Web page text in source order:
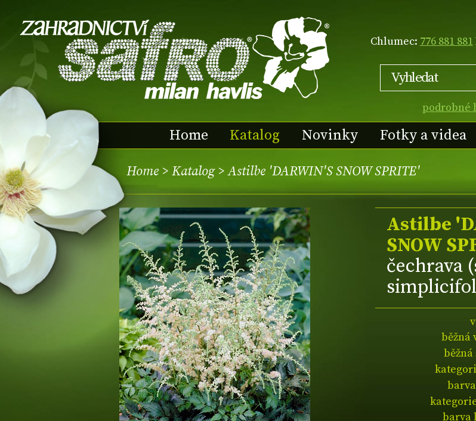
Chlumec: 776 881 881
podrobné
Home Katalog Novinky Fotky a videa
Home > Katalog> Astilbe 'DARWIN'S SNOW SPRITE'
Astilbe
SNOW
čechrava
běžná
barva